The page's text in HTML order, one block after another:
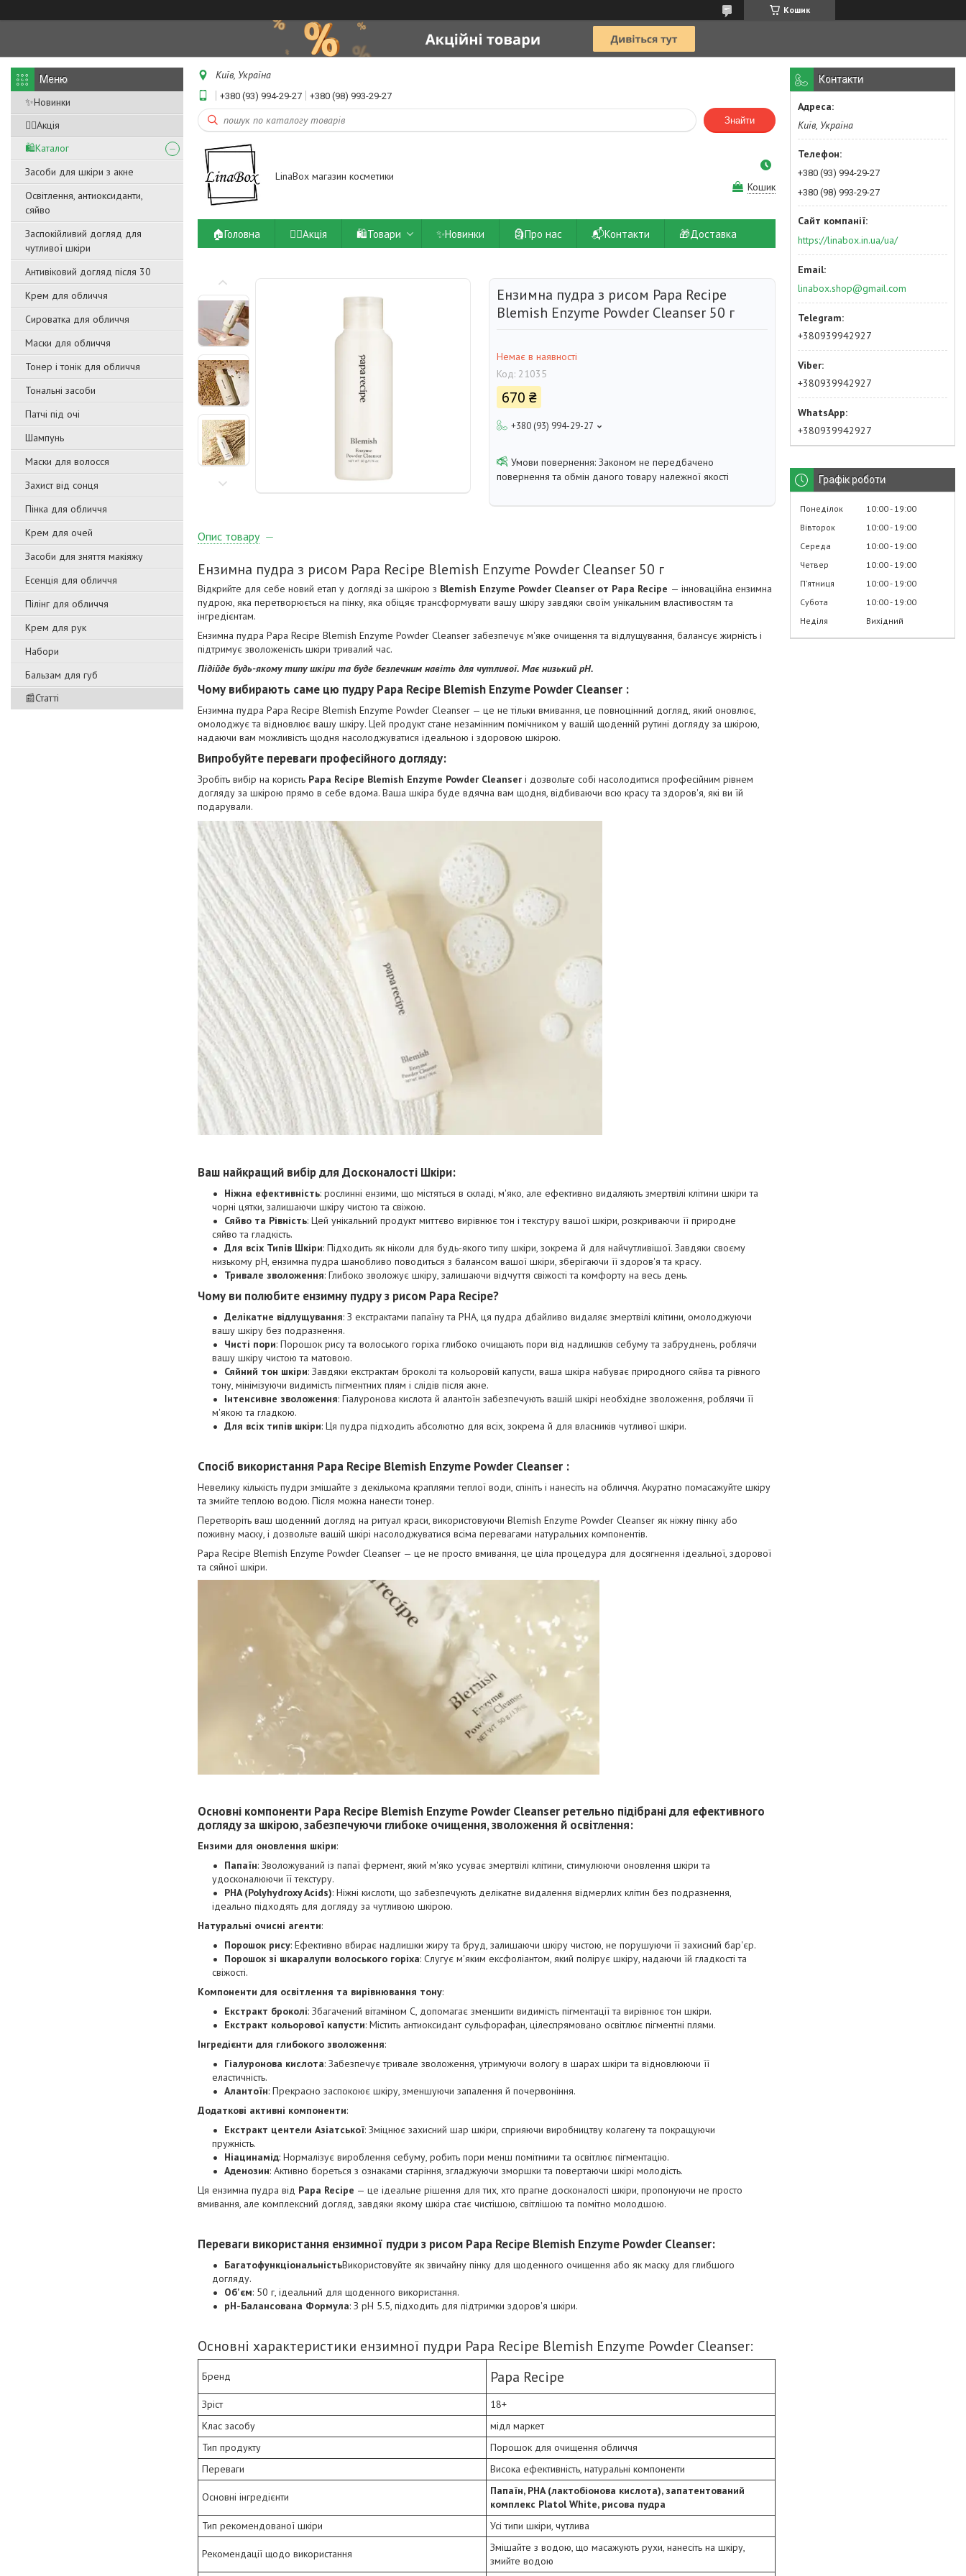
Кошик
✨Новинки
❤️‍🔥Акція
🛍️Каталог
Засоби для шкіри з акне
Освітлення, антиоксиданти,
сяйво
Заспокійливий догляд для
чутливої ​​шкіри
Антивіковий догляд після 30
Крем для обличчя
Сироватка для обличчя
Маски для обличчя
Тонер і тонік для обличчя
Тональні засоби
Патчі під очі
Шампунь
Маски для волосся
Захист від сонця
Пінка для обличчя
Крем для очей
Засоби для зняття макіяжу
Есенція для обличчя
Пілінг для обличчя
Крем для рук
Набори
Бальзам для губ
📰Статті
Київ, Україна
+380 (93) 994-29-27 +380 (98) 993-29-27
Знайти
LinaBox магазин косметики
Кошик
🏠Головна ❤️‍🔥Акція 🛍️Товари ✨Новинки 🗿Про нас 📬Контакти 🎁Доставка
Ензимна пудра з рисом Papa Recipe
Blemish Enzyme Powder Cleanser 50 г
Немає в наявності
Код: 21035
670 ₴
+380 (93) 994-29-27
Законом не передбачено
повернення та обмін даного товару належної якості
Опис товару
Ензимна пудра з рисом Papa Recipe Blemish Enzyme Powder Cleanser 50 г
Відкрийте для себе новий етап у догляді за шкірою з Blemish Enzyme Powder Cleanser от Papa Recipe — інноваційна ензимна
пудрою, яка перетворюється на пінку, яка обіцяє трансформувати вашу шкіру завдяки своїм унікальним властивостям та
інгредієнтам.
Ензимна пудра Papa Recipe Blemish Enzyme Powder Cleanser забезпечує м'яке очищення та відлущування, балансує жирність і
підтримує зволоженість шкіри тривалий час.
Підійде будь-якому типу шкіри та буде безпечним навіть для чутливої. Має низький pH.
Чому вибирають саме цю пудру Papa Recipe Blemish Enzyme Powder Cleanser :
Ензимна пудра Papa Recipe Blemish Enzyme Powder Cleanser — це не тільки вмивання, це повноцінний догляд, який оновлює,
омолоджує та відновлює вашу шкіру. Цей продукт стане незамінним помічником у вашій щоденній рутині догляду за шкірою,
надаючи вам можливість щодня насолоджуватися ідеальною і здоровою шкірою.
Випробуйте переваги професійного догляду:
Зробіть вибір на користь Papa Recipe Blemish Enzyme Powder Cleanser і дозвольте собі насолодитися професійним рівнем
догляду за шкірою прямо в себе вдома. Ваша шкіра буде вдячна вам щодня, відбиваючи всю красу та здоров'я, які ви їй
подарували.
Ваш найкращий вибір для Досконалості Шкіри:
Ніжна ефективність: рослинні ензими, що містяться в складі, м'яко, але ефективно видаляють змертвілі клітини шкіри та
чорні цятки, залишаючи шкіру чистою та свіжою.
Сяйво та Рівність: Цей унікальний продукт миттєво вирівнює тон і текстуру вашої шкіри, розкриваючи її природне
сяйво та гладкість.
Для всіх Типів Шкіри: Підходить як ніколи для будь-якого типу шкіри, зокрема й для найчутливішої. Завдяки своєму
низькому pH, ензимна пудра шанобливо поводиться з балансом вашої шкіри, зберігаючи її здоров'я та красу.
Тривале зволоження: Глибоко зволожує шкіру, залишаючи відчуття свіжості та комфорту на весь день.
Чому ви полюбите ензимну пудру з рисом Papa Recipe?
Делікатне відлущування: З екстрактами папаїну та PHA, ця пудра дбайливо видаляє змертвілі клітини, омолоджуючи
вашу шкіру без подразнення.
Чисті пори: Порошок рису та волоського горіха глибоко очищають пори від надлишків себуму та забруднень, роблячи
вашу шкіру чистою та матовою.
Сяйний тон шкіри: Завдяки екстрактам броколі та кольоровій капусти, ваша шкіра набуває природного сяйва та рівного
тону, мінімізуючи видимість пігментних плям і слідів після акне.
Інтенсивне зволоження: Гіалуронова кислота й алантоїн забезпечують вашій шкірі необхідне зволоження, роблячи її
м'якою та гладкою.
Для всіх типів шкіри: Ця пудра підходить абсолютно для всіх, зокрема й для власників чутливої шкіри.
Спосіб використання Papa Recipe Blemish Enzyme Powder Cleanser :
Невелику кількість пудри змішайте з декількома краплями теплої води, спініть і нанесіть на обличчя. Акуратно помасажуйте шкіру
та змийте теплою водою. Після можна нанести тонер.
Перетворіть ваш щоденний догляд на ритуал краси, використовуючи Blemish Enzyme Powder Cleanser як ніжну пінку або
поживну маску, і дозвольте вашій шкірі насолоджуватися всіма перевагами натуральних компонентів.
Papa Recipe Blemish Enzyme Powder Cleanser — це не просто вмивання, це ціла процедура для досягнення ідеальної, здорової
та сяйної шкіри.
Основні компоненти Papa Recipe Blemish Enzyme Powder Cleanser ретельно підібрані для ефективного
догляду за шкірою, забезпечуючи глибоке очищення, зволоження й освітлення:
Ензими для оновлення шкіри:
Папаїн: Зволожуваний із папаї фермент, який м'яко усуває змертвілі клітини, стимулюючи оновлення шкіри та
удосконалюючи її текстуру.
PHA (Polyhydroxy Acids): Ніжні кислоти, що забезпечують делікатне видалення відмерлих клітин без подразнення,
ідеально підходять для догляду за чутливою шкірою.
Натуральні очисні агенти:
Порошок рису: Ефективно вбирає надлишки жиру та бруд, залишаючи шкіру чистою, не порушуючи її захисний бар'єр.
Порошок зі шкаралупи волоського горіха: Слугує м'яким ексфоліантом, який полірує шкіру, надаючи їй гладкості та
свіжості.
Компоненти для освітлення та вирівнювання тону:
Екстракт броколі: Збагачений вітаміном C, допомагає зменшити видимість пігментації та вирівнює тон шкіри.
Екстракт кольорової капусти: Містить антиоксидант сульфорафан, цілеспрямовано освітлює пігментні плями.
Інгредієнти для глибокого зволоження:
Гіалуронова кислота: Забезпечує тривале зволоження, утримуючи вологу в шарах шкіри та відновлюючи її
еластичність.
Алантоїн: Прекрасно заспокоює шкіру, зменшуючи запалення й почервоніння.
Додаткові активні компоненти:
Екстракт центели Азіатської: Зміцнює захисний шар шкіри, сприяючи виробництву колагену та покращуючи
пружність.
Ніацинамід: Нормалізує вироблення себуму, робить пори менш помітними та освітлює пігментацію.
Аденозин: Активно бореться з ознаками старіння, згладжуючи зморшки та повертаючи шкірі молодість.
Ця ензимна пудра від Papa Recipe — це ідеальне рішення для тих, хто прагне досконалості шкіри, пропонуючи не просто
вмивання, але комплексний догляд, завдяки якому шкіра стає чистішою, світлішою та помітно молодшою.
Переваги використання ензимної пудри з рисом Papa Recipe Blemish Enzyme Powder Cleanser:
БагатофункціональністьВикористовуйте як звичайну пінку для щоденного очищення або як маску для глибшого
догляду.
Об'єм: 50 г, ідеальний для щоденного використання.
pH-Балансована Формула: З pH 5.5, підходить для підтримки здоров'я шкіри.
Основні характеристики ензимної пудри Papa Recipe Blemish Enzyme Powder Cleanser:
Бренд Papa Recipe
Зріст
18+
Клас засобу
мідл маркет
Тип продукту
Порошок для очищення обличчя
Переваги
Висока ефективність, натуральні компоненти
Основні інгредієнти
Папаїн, PHA (лактобіонова кислота), запатентований
комплекс Platol White, рисова пудра
Тип рекомендованої шкіри
Усі типи шкіри, чутлива
Рекомендації щодо використання
Змішайте з водою, що масажують рухи, нанесіть на шкіру,
змийте водою
Контакти
Київ, Україна
+380 (93) 994-29-27
+380 (98) 993-29-27
https://linabox.in.ua/ua/
linabox.shop@gmail.com
+380939942927
+380939942927
+380939942927
Графік роботи
Понеділок 10:00 19:00
Вівторок
10:00 19:00
Середа
10:00 19:00
Четвер
10:00 19:00
Пʼятниця
10:00 19:00
Субота
10:00 19:00
Неділя
Вихідний